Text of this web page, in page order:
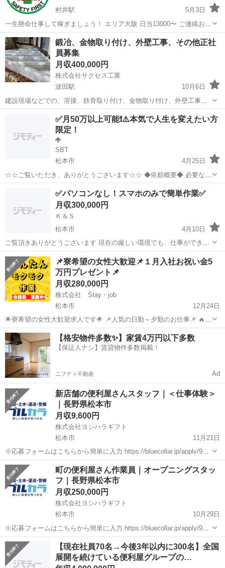
村井駅
5月3日
一生懸命仕事して稼ぎましょう！ エリア大阪 日当13000〜 ご連絡お待
ちしてます！
長野 松本市 村井駅 その他
鍛冶、金物取り付け、外壁工事、その他正社
員募集
月収400,000円
株式会社サクセス工業
波田駅
10月6日
建設現場などでの、溶接、鉄骨取り付け、金物取り付け、外壁工事な
どの職人募集中。経験、保持資格などで相談により、給料決定。新規
の職種も検討中。20~60歳迄の方。基本日曜日、盆、正月、ゴールデ
ンウィーク休み。
波田駅 その他 社員募集
✅月50万以上可能❗️⚠️本気で人生を変えたい方
限定！
SBT
松本市
4月25日
☆☆ご覧いただき、ありがとうございます☆☆ ◆依頼概要◆ 必要な物
はパソコン、携帯のみで経験、スキルなどは無くても大丈夫です。 作
業内容はコピー&ペーストがメインのお仕事になります。 実際の作業
その他
✅パソコンなし！スマホのみで簡単作業✅
月収300,000円
Ｋ＆Ｓ
松本市
4月10日
ご覧頂きありがとうございます 現在の厳しい環境でも、仕事ができ収
入を得ていく事が出来ます！ 自宅で過ごすことが多い今だからこそ、
おすすめです 【作業】 コピー&ペースト作業 マニュアルがあるので、
簡単作業！ ...
長野 松本市 その他
📌寮希望の女性大歓迎📌１月入社お祝い金5
万円プレゼント📌
月収280,000円
株式会社 Stay・job
松本市
12月24日
🌟寮希望の女性大歓迎求人です🌟 📌人気の日勤～夕勤のお仕事📌 🔥遠
方でも安心♪無料寮完備🔥 📌20歳～55歳までの女性多数活躍中📌 ～お
仕事内容～ ◇調味料製品の検品や梱包作業◇ ・箱入り製品の検品作業
（印字...
長野 松本市 その他
【格安物件多数✨】家賃4万円以下多数
【保証人ナシ】賃貸物件多数掲載！
ニフティ不動産 Ad
新店舗の便利屋さんスタッフ｜＜仕事体験＞
｜長野県松本市
月収9,600円
株式会社ヨシハラギフト
松本市
11月21日
※応募フォームはこちらから簡単に入力 https://bluecollar.jp/apply/966
■【お仕事体験】＼面接＆履歴書不要★／ ■【安心】体験のみで終了も
OK★ ■【新店舗】オープニングスタッフ募集...
長野 その他 積み込み
町の便利屋さん作業員｜オープニングスタッ
フ｜長野県松本市
月収250,000円
株式会社ヨシハラギフト
松本市
10月29日
※応募フォームはこちらから簡単に入力 https://bluecollar.jp/apply/965
■【松本市】新店舗をオープンします！ ■【未経験OK】オープニング
スタッフ募集！ ■【働き方自由】スケジュール...
長野 その他 水道
【現在社員70名→今後3年以内に300名】全国
展開を続けている便利屋グループの…